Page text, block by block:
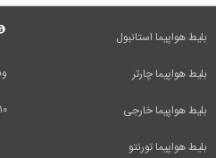
۱۰ دلیل برای انتخاب سفر مارکت
بلیط هواپیما استانبول
بلیط هواپیما چارتر
بلیط هواپیما خارجی
بلیط هواپیما تورنتو